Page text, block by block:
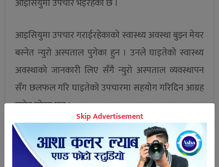
आइसियुमा उपचार भइरहेको छ ।
आइसियुमा उपचार गराईरहेकाको स्वास्थ्य अवस्था बुझ्न मेयर
बस्नेत न्युरो अस्पताल पुगेका हुन । उनले घाइतेको स्वास्थ्य
अवस्थाको जानकारी लिए सँगै न्युरो अस्पताल व्यवस्थापन
सँग छलफल गरि घाइतेको उपचारमा सहयोग गरिदिन आग्रह
समेत गरेका छन ।
Skip Advertisement